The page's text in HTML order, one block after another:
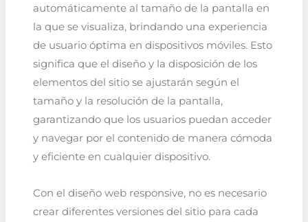
automáticamente al tamaño de la pantalla en
la que se visualiza, brindando una experiencia
de usuario óptima en dispositivos móviles. Esto
significa que el diseño y la disposición de los
elementos del sitio se ajustarán según el
tamaño y la resolución de la pantalla,
garantizando que los usuarios puedan acceder
y navegar por el contenido de manera cómoda
y eficiente en cualquier dispositivo.
Con el diseño web responsive, no es necesario
crear diferentes versiones del sitio para cada